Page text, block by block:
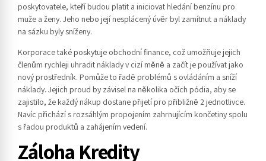
poskytovatele, kteří budou platit a iniciovat hledání benzínu pro
muže a ženy. Jeho nebo její nesplácený úvěr byl zamítnut a náklady
na sázku byly sníženy.
Korporace také poskytuje obchodní finance, což umožňuje jejich
členům rychleji uhradit náklady v cizí měně a začít je používat jako
nový prostředník. Pomůže to řadě problémů s ovládáním a sníží
náklady. Jejich proud by závisel na několika očích pódia, aby se
zajistilo, že každý nákup dostane přijetí pro přibližně 2 jednotlivce.
Navíc přichází s rozsáhlým propojením zahrnujícím končetiny spolu
s řadou produktů a zahájením vedení.
Záloha Kredity